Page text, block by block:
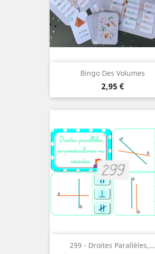
Bingo Des Volumes
Prix
2,95 €
299 - Droites Parallèles,...